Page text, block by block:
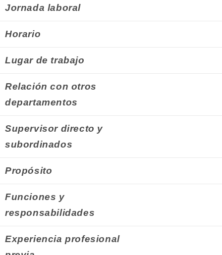
Jornada laboral
Horario
Lugar de trabajo
Relación con otros
departamentos
Supervisor directo y
subordinados
Propósito
Funciones y
responsabilidades
Experiencia profesional